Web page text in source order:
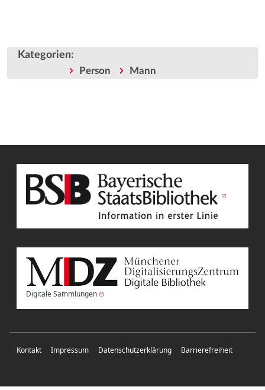
Kategorien:
Person Mann
Digitale Sammlungen
Kontakt Impressum Datenschutzerklärung Barrierefreiheit